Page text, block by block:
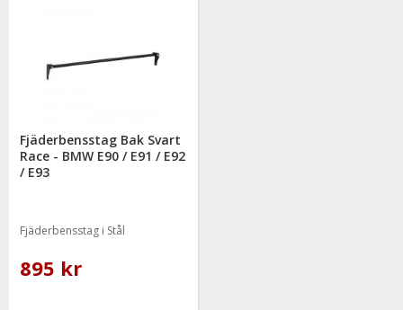
Fjäderbensstag Bak Svart
Race - BMW E90 / E91 / E92
/ E93
Fjäderbensstag i Stål
895 kr